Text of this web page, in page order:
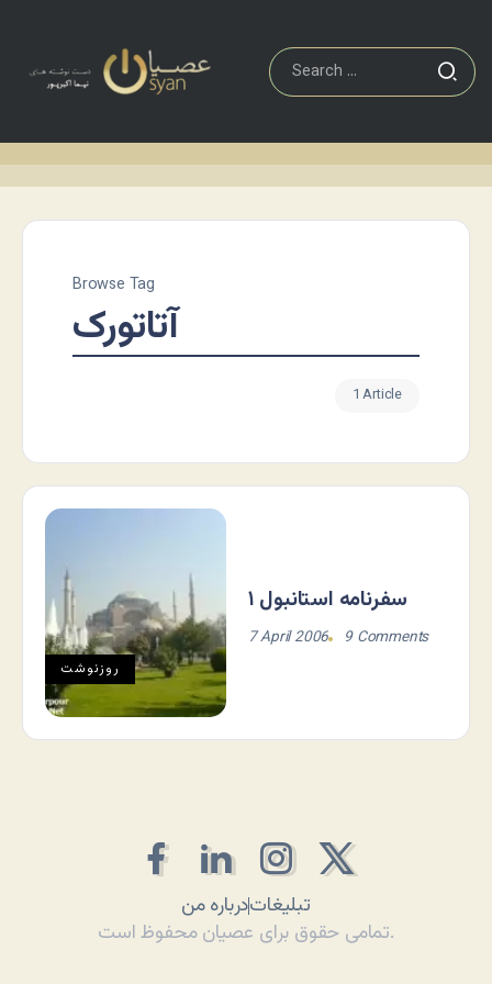
Browse Tag
آتاتورک
1 Article
روزنوشت
سفرنامه استانبول ۱
7 April 2006 9 Comments
درباره منتبلیغات
تمامی حقوق برای عصیان محفوظ است.